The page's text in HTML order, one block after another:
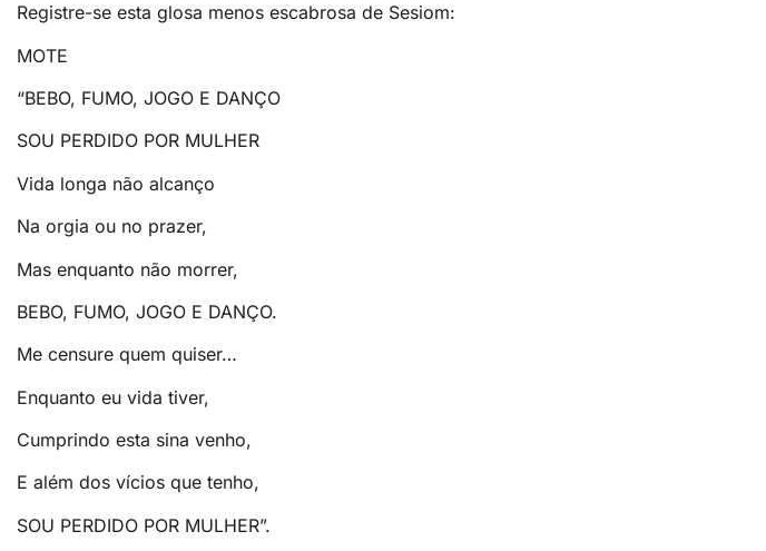
Registre-se esta glosa menos escabrosa de Sesiom:
MOTE
“BEBO, FUMO, JOGO E DANÇO
SOU PERDIDO POR MULHER
Vida longa não alcanço
Na orgia ou no prazer,
Mas enquanto não morrer,
BEBO, FUMO, JOGO E DANÇO.
Me censure quem quiser…
Enquanto eu vida tiver,
Cumprindo esta sina venho,
E além dos vícios que tenho,
SOU PERDIDO POR MULHER”.